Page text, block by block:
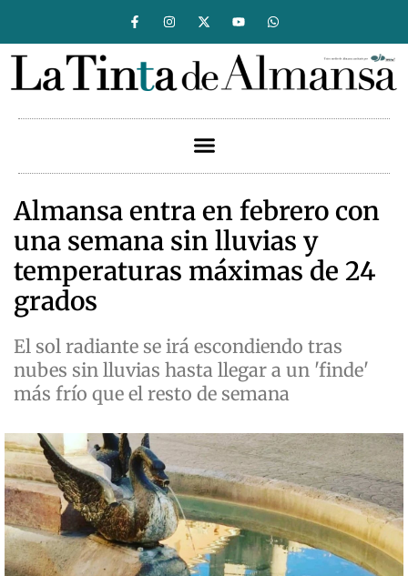
Almansa entra en febrero con
una semana sin lluvias y
temperaturas máximas de 24
grados
El sol radiante se irá escondiendo tras
nubes sin lluvias hasta llegar a un 'finde'
más frío que el resto de semana